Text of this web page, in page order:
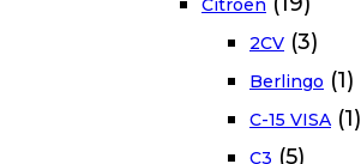
2CV (3)
Berlingo (1)
C-15 VISA (1)
C3 (5)